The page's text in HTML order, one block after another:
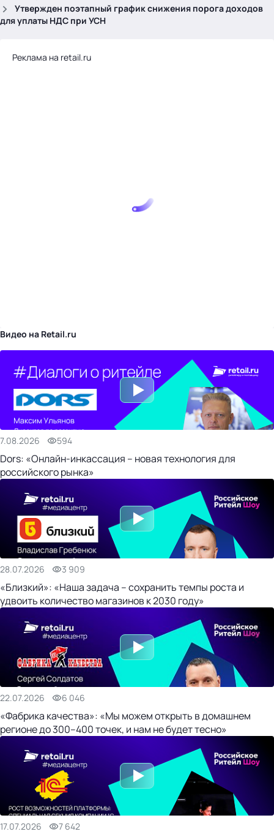
Утвержден поэтапный график снижения порога доходов
для уплаты НДС при УСН
Реклама на retail.ru
Видео на Retail.ru
7.08.2026 594
Dors: «Онлайн-инкассация – новая технология для
российского рынка»
28.07.2026 3 909
«Близкий»: «Наша задача – сохранить темпы роста и
удвоить количество магазинов к 2030 году»
22.07.2026 6 046
«Фабрика качества»: «Мы можем открыть в домашнем
регионе до 300–400 точек, и нам не будет тесно»
17.07.2026 7 642